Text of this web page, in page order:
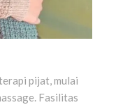
pijat, mulai
Fasilitas